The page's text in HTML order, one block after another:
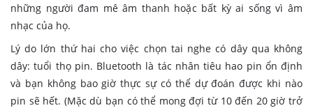
những người đam mê âm thanh hoặc bất kỳ ai sống vì âm
nhạc của họ.
Lý do lớn thứ hai cho việc chọn tai nghe có dây qua không
dây: tuổi thọ pin. Bluetooth là tác nhân tiêu hao pin ổn định
và bạn không bao giờ thực sự có thể dự đoán được khi nào
pin sẽ hết. (Mặc dù bạn có thể mong đợi từ 10 đến 20 giờ trở